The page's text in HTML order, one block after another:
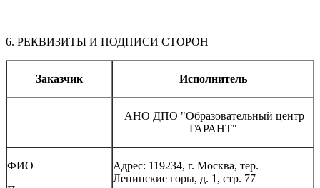
6. РЕКВИЗИТЫ И ПОДПИСИ СТОРОН
Заказчик Исполнитель
АНО ДПО "Образовательный центр
ГАРАНТ"
ФИО
Адрес: 119234, г. Москва, тер.
Ленинские горы, д. 1, стр. 77